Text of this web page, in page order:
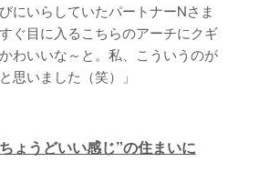
にいらしていたパートナーNさま
ぐ目に入るこちらのアーチにクギ
わいいな～と。私、こういうのが
思いました（笑）」
ょうどいい感じ”の住まいに